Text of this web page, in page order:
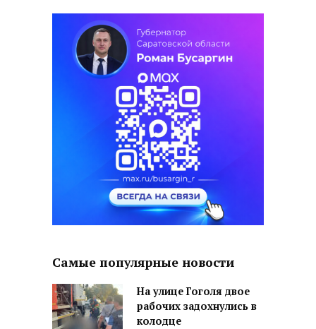
Самые популярные новости
На улице Гоголя двое
рабочих задохнулись в
колодце